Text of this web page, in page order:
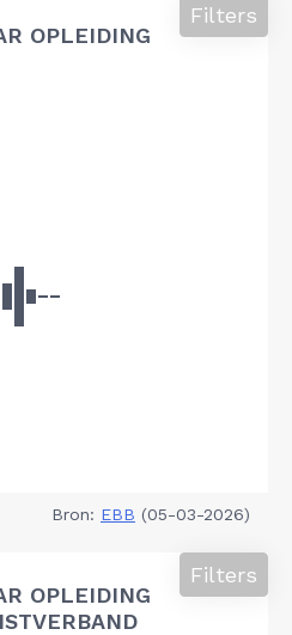
OPLEIDING
Filters
Bron: EBB (05-03-2026)
OPLEIDING
Filters